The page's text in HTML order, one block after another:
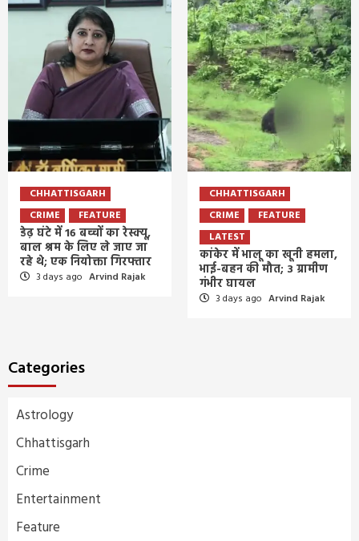
CHHATTISGARH
CRIME
FEATURE
डेढ़ घंटे में 16 बच्चों का रेस्क्यू,
बाल श्रम के लिए ले जाए जा
रहे थे; एक नियोक्ता गिरफ्तार
3 days ago Arvind Rajak
CHHATTISGARH
CRIME
FEATURE
LATEST
कांकेर में भालू का खूनी हमला,
भाई-बहन की मौत; 3 ग्रामीण
गंभीर घायल
3 days ago Arvind Rajak
Categories
Astrology
Chhattisgarh
Crime
Entertainment
Feature